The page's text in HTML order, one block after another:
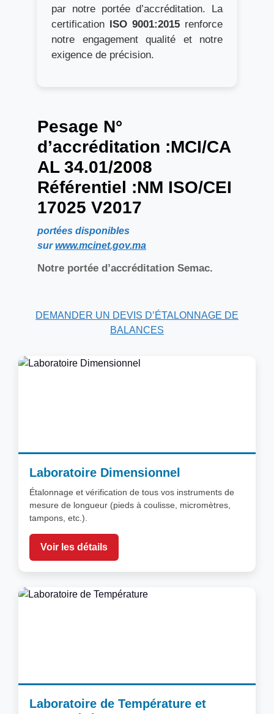
par notre portée d’accréditation. La
certification ISO 9001:2015 renforce
notre engagement qualité et notre
exigence de précision.
Pesage N°
d’accréditation :MCI/CA
AL 34.01/2008
Référentiel :NM ISO/CEI
17025 V2017
portées disponibles
surwww.mcinet.gov.ma
Notre portée d’accréditation Semac.
DEMANDER UN DEVIS D’ÉTALONNAGE DE
BALANCES
Laboratoire Dimensionnel
Étalonnage et vérification de tous vos instruments de
mesure de longueur (pieds à coulisse, micromètres,
tampons, etc.).
Voir les détails
Laboratoire de Température et